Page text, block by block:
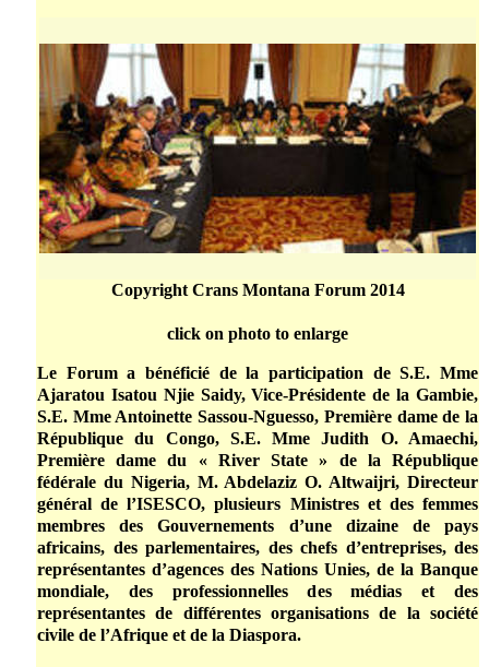
Copyright Crans Montana Forum 2014
click on photo to enlarge
Le Forum a bénéficié de la participation de S.E. Mme
Ajaratou Isatou Njie Saidy, Vice-Présidente de la Gambie,
S.E. Mme Antoinette Sassou-Nguesso, Première dame de la
République du Congo, S.E. Mme Judith O. Amaechi,
Première dame du « River State » de la République
fédérale du Nigeria, M. Abdelaziz O. Altwaijri, Directeur
général de l’ISESCO, plusieurs Ministres et des femmes
membres des Gouvernements d’une dizaine de pays
africains, des parlementaires, des chefs d’entreprises, des
représentantes d’agences des Nations Unies, de la Banque
mondiale, des professionnelles des médias et des
représentantes de différentes organisations de la société
civile de l’Afrique et de la Diaspora.